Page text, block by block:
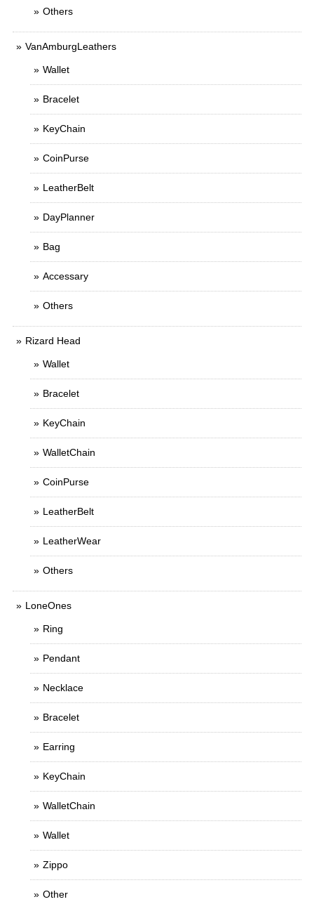
Others
VanAmburgLeathers
Wallet
Bracelet
KeyChain
CoinPurse
LeatherBelt
DayPlanner
Bag
Accessary
Others
Rizard Head
Wallet
Bracelet
KeyChain
WalletChain
CoinPurse
LeatherBelt
LeatherWear
Others
LoneOnes
Ring
Pendant
Necklace
Bracelet
Earring
KeyChain
WalletChain
Wallet
Zippo
Other